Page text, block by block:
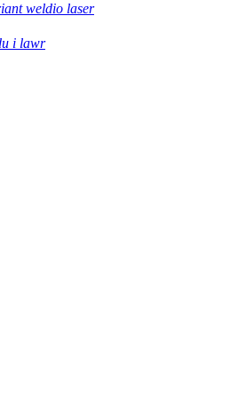
weldio laser
i lawr